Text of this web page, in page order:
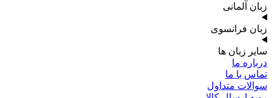
زبان آلمانی
زبان فرانسوی
سایر زبان ها
درباره ما
تماس با ما
سوالات متداول